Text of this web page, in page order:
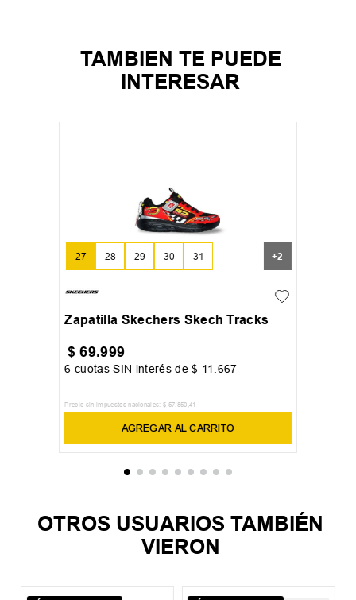
TAMBIEN TE PUEDE
INTERESAR
27 28 29 30 31 +2
Zapatilla Skechers Skech Tracks
$ 69.999
6 cuotas SIN interés de$ 11 667
Precio sin impuestos nacionales: $ 57.850 ,41
AGREGAR AL CARRITO
OTROS USUARIOS TAMBIÉN
VIERON